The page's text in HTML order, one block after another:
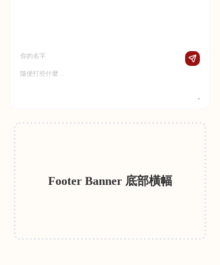
Footer Banner 底部橫幅